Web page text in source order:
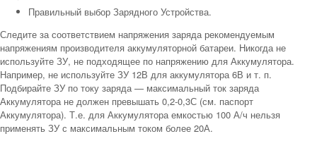
Правильный выбор Зарядного Устройства.
Следите за соответствием напряжения заряда рекомендуемым
напряжениям производителя аккумуляторной батареи. Никогда не
используйте ЗУ, не подходящее по напряжению для Аккумулятора.
Например, не используйте ЗУ 12В для аккумулятора 6В и т. п.
Подбирайте ЗУ по току заряда — максимальный ток заряда
Аккумулятора не должен превышать 0,2-0,3С (см. паспорт
Аккумулятора). Т.е. для Аккумулятора емкостью 100 А/ч нельзя
применять ЗУ с максимальным током более 20А.